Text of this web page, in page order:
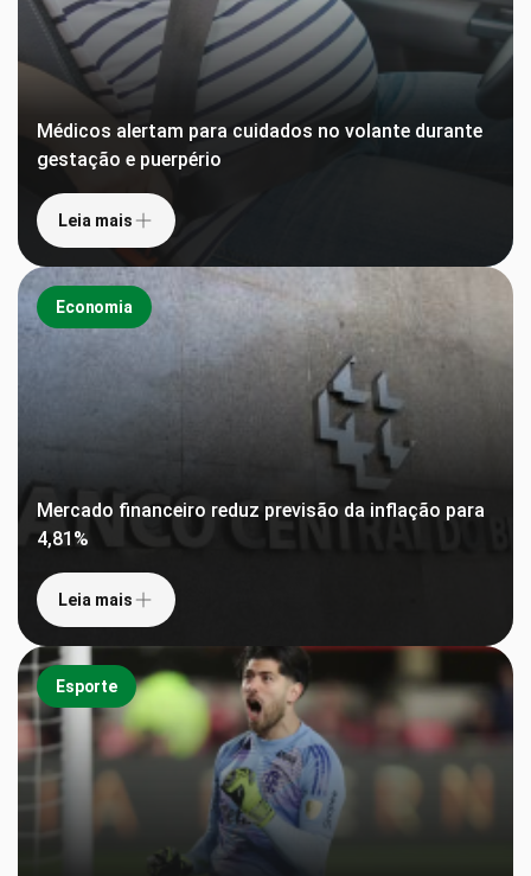
Médicos alertam para cuidados no volante durante
gestação e puerpério
Leia mais
Economia
Mercado financeiro reduz previsão da inflação para
4,81%
Leia mais
Esporte